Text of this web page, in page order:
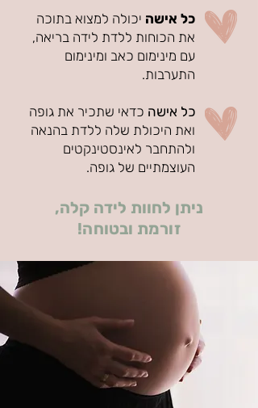
כל אישה יכולה למצוא בתוכה
את הכוחות ללדת לידה בריאה,
עם מינימום כאב ומינימום
התערבות.
כל אישה כדאי שתכיר את גופה
ואת היכולת שלה ללדת בהנאה
ולהתחבר לאינסטינקטים
העוצמתיים של גופה.
ניתן לחוות לידה קלה,
זורמת ובטוחה!